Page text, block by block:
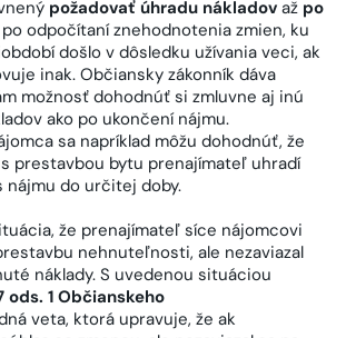
požadovať úhradu nákladov až po
po odpočítaní znehodnotenia zmien, ku
došlo v dôsledku užívania veci, ak
inak. Občiansky zákonník dáva
možnosť dohodnúť si zmluvne aj inú
ako po ukončení nájmu.
sa napríklad môžu dohodnúť, že
prestavbou bytu prenajímateľ uhradí
nájmu do určitej doby.
že prenajímateľ síce nájomcovi
nehnuteľnosti, ale nezaviazal
náklady. S uvedenou situáciou
ods. 1 Občianskeho
veta, ktorá upravuje, že ak